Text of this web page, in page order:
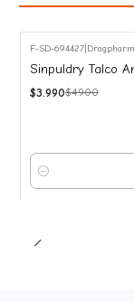
-19%
OFF
F-SD-694427|
Sinpuldry Talco
$3.990$4.900
Cantidad